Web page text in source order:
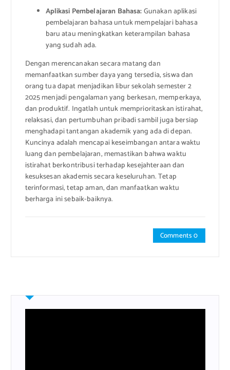
Aplikasi Pembelajaran Bahasa:Gunakan aplikasi
pembelajaran bahasa untuk mempelajari bahasa
baru atau meningkatkan keterampilan bahasa
yang sudah ada.
Dengan merencanakan secara matang dan
memanfaatkan sumber daya yang tersedia, siswa dan
orang tua dapat menjadikan libur sekolah semester 2
2025 menjadi pengalaman yang berkesan, memperkaya,
dan produktif. Ingatlah untuk memprioritaskan istirahat,
relaksasi, dan pertumbuhan pribadi sambil juga bersiap
menghadapi tantangan akademik yang ada di depan.
Kuncinya adalah mencapai keseimbangan antara waktu
luang dan pembelajaran, memastikan bahwa waktu
istirahat berkontribusi terhadap kesejahteraan dan
kesuksesan akademis secara keseluruhan. Tetap
terinformasi, tetap aman, dan manfaatkan waktu
berharga ini sebaik-baiknya.
Comments 0